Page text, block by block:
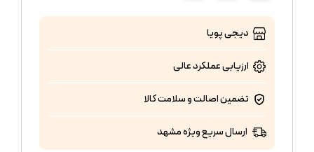
دیجی پویا
ارزیابی عملکردعالی
تضمین اصالت و سلامت کالا
ارسال سریع ویژه مشهد